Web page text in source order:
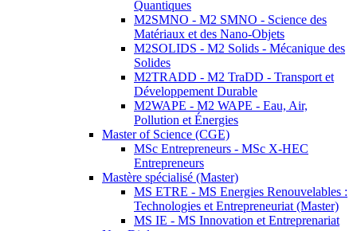
Quantiques
M2SMNO - M2 SMNO - Science des
Matériaux et des Nano-Objets
M2SOLIDS - M2 Solids - Mécanique des
Solides
M2TRADD - M2 TraDD - Transport et
Développement Durable
M2WAPE - M2 WAPE - Eau, Air,
Pollution et Énergies
Master of Science (CGE)
MSc Entrepreneurs - MSc X-HEC
Entrepreneurs
Mastère spécialisé (Master)
MS ETRE - MS Energies Renouvelables :
Technologies et Entrepreneuriat (Master)
MS IE - MS Innovation et Entreprenariat